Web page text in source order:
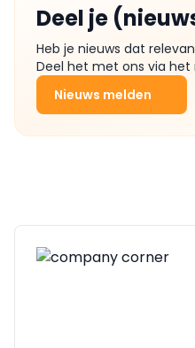
Deel je
Heb je nieuws dat
Deel het met ons via
Nieuws melden